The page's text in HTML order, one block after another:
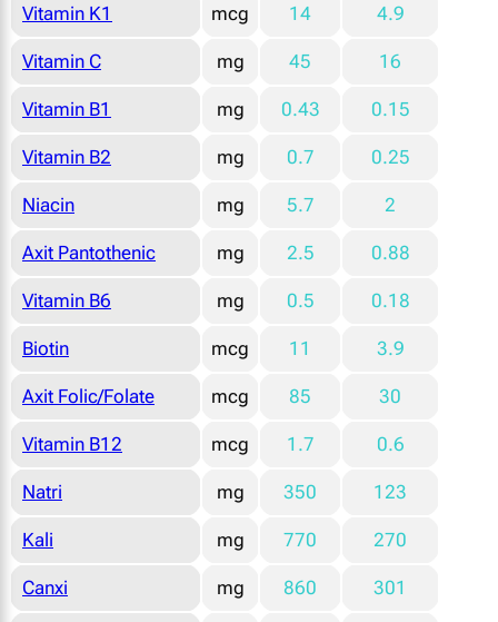
Vitamin K1 mcg 14 4.9
Vitamin C mg 45 16
Vitamin B1 mg 0.43 0.15
Vitamin B2 mg 0.7 0.25
Niacin mg 5.7 2
Axit Pantothenic mg 2.5 0.88
Vitamin B6 mg 0.5 0.18
Biotin mcg 11 3.9
Axit Folic/Folate mcg 85 30
Vitamin B12 mcg 1.7 0.6
Natri mg 350 123
Kali mg 770 270
Canxi mg 860 301